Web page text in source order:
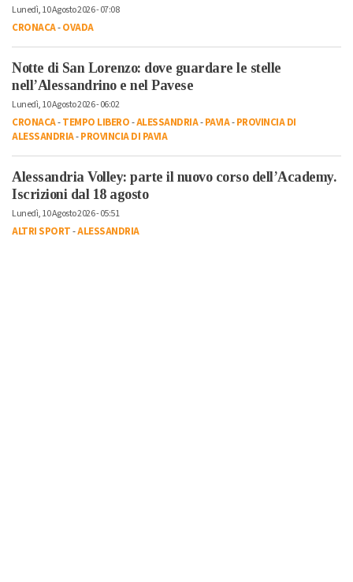
Lunedì, 10 Agosto 2026 - 07:08
CRONACA-OVADA
Notte di San Lorenzo: dove guardare le stelle
nell’Alessandrino e nel Pavese
Lunedì, 10 Agosto 2026 - 06:02
CRONACA-TEMPO LIBERO-ALESSANDRIA-PAVIA-PROVINCIA DI
ALESSANDRIA-PROVINCIA DI PAVIA
Alessandria Volley: parte il nuovo corso dell’Academy.
Iscrizioni dal 18 agosto
Lunedì, 10 Agosto 2026 - 05:51
ALTRI SPORT-ALESSANDRIA